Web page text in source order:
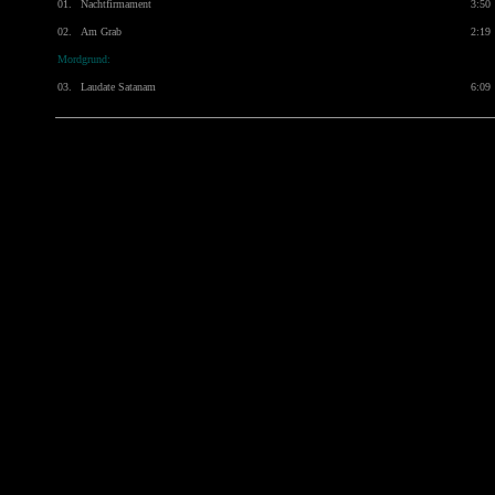
01. Nachtfirmament 3:50
02. Am Grab 2:19
Mordgrund:
03. Laudate Satanam 6:09